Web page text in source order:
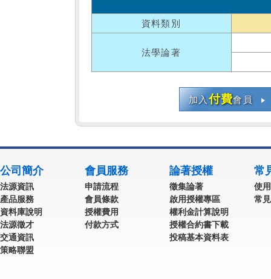
資料類別
法學論著
加入付費會員
公司簡介
法源資訊
產品服務
資料庫說明
法源徵才
交通資訊
策略聯盟
會員服務
申請流程
會員條款
授權費用
付款方式
論著授權
徵集論著
啟用授權專區
權利金計算說明
授權合約書下載
投稿基本資料表
常
使
常